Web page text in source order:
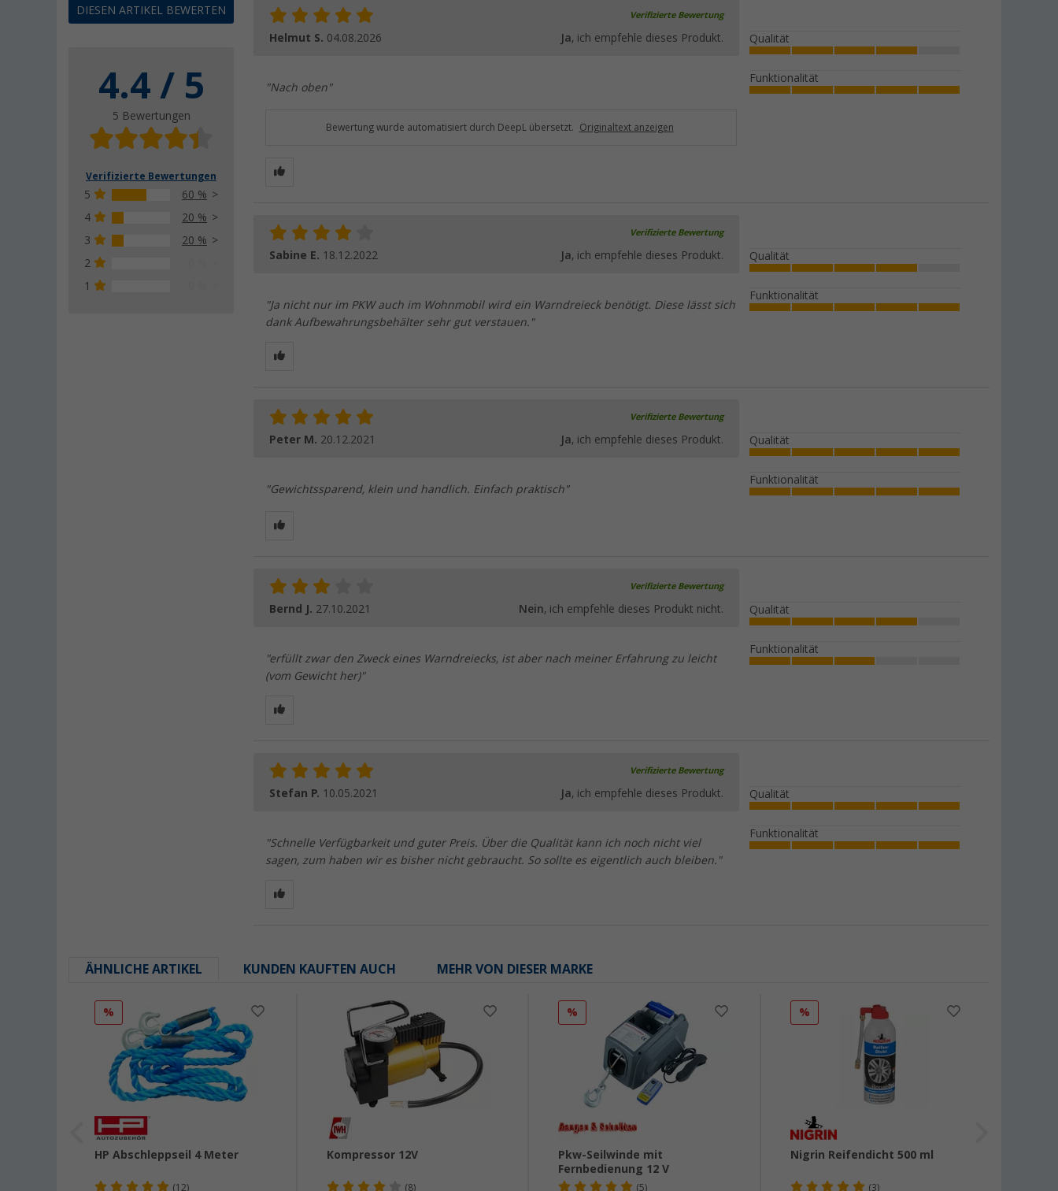
(7)
7, €
DIESEN ARTIKEL BEWERTEN
4.4 / 5
5 Bewertungen
Verifizierte Bewertungen
5
60 %
4
20 %
3
20 %
2
1
Verifizierte Bewertung
Helmut S. 04.08.2026 Ja, ich empfehle dieses Produkt.
"Nach oben"
Qualität
Funktionalität
Bewertung wurde automatisiert durch DeepL übersetzt. Originaltext anzeigen
Verifizierte Bewertung
Sabine E. 18.12.2022 Ja, ich empfehle dieses Produkt.
"Ja nicht nur im PKW auch im Wohnmobil wird ein Warndreieck benötigt. Diese lässt sich
dank Aufbewahrungsbehälter sehr gut verstauen."
Qualität
Funktionalität
Verifizierte Bewertung
Peter M. 20.12.2021 Ja, ich empfehle dieses Produkt.
"Gewichtssparend, klein und handlich. Einfach praktisch"
Qualität
Funktionalität
Verifizierte Bewertung
Bernd J. 27.10.2021 Nein, ich empfehle dieses Produkt nicht.
"erfüllt zwar den Zweck eines Warndreiecks, ist aber nach meiner Erfahrung zu leicht
(vom Gewicht her)"
Qualität
Funktionalität
Verifizierte Bewertung
Stefan P. 10.05.2021 Ja, ich empfehle dieses Produkt.
"Schnelle Verfügbarkeit und guter Preis. Über die Qualität kann ich noch nicht viel
sagen, zum haben wir es bisher nicht gebraucht. So sollte es eigentlich auch bleiben."
Qualität
Funktionalität
ÄHNLICHE ARTIKEL KUNDEN KAUFTEN AUCH MEHR VON DIESER MARKE
%
HP Abschleppseil 4 Meter
(12)
Kompressor 12V
(8)
%
Pkw-Seilwinde mit
Fernbedienung 12 V
(5)
%
Nigrin Reifendicht 500 ml
(3)